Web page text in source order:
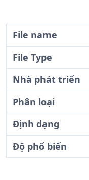
File name
File Type
Nhà phát triển
Phân loại
Định dạng
Độ phổ biến